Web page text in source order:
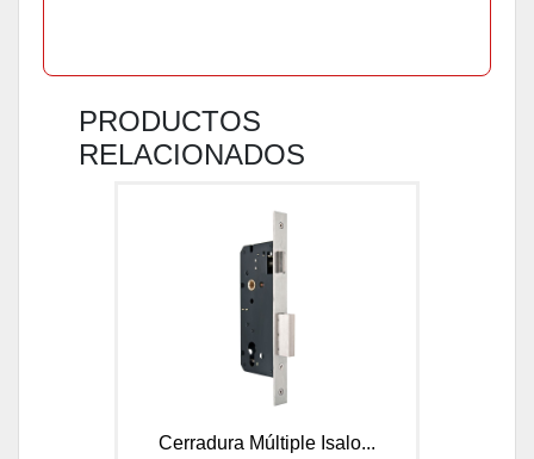
PRODUCTOS
RELACIONADOS
Cerradura Múltiple Isalo...